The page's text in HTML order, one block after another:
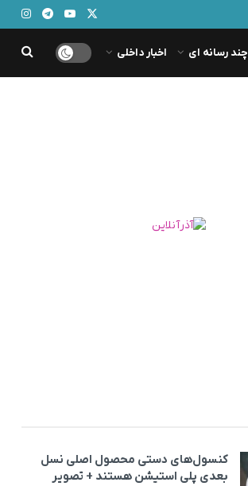
چند رسانه ای اخبار داخلی
کنسول‌های دستی محصول اصلی نسل
بعدی پلی استیشن هستند + تصویر